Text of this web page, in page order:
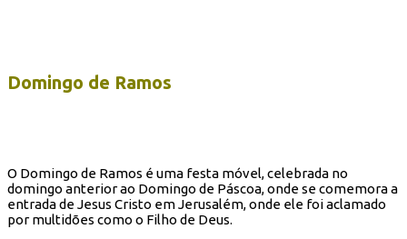
Domingo de Ramos
O Domingo de Ramos é uma festa móvel, celebrada no
domingo anterior ao Domingo de Páscoa, onde se comemora a
entrada de Jesus Cristo em Jerusalém, onde ele foi aclamado
por multidões como o Filho de Deus.